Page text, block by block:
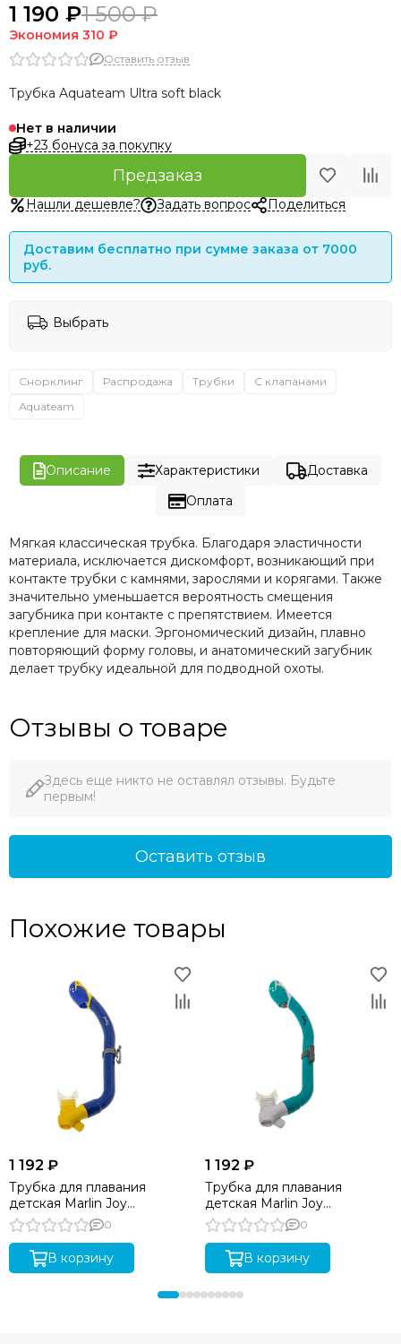
1 190 ₽1 500 ₽
Экономия 310 ₽
Оставить отзыв
Трубка Aquateam Ultra soft black
Нет в наличии
+23 бонуса за покупку
Предзаказ
Нашли дешевле? Задать вопрос Поделиться
Доставим бесплатно при сумме заказа от 7000
руб.
Выбрать
Снорклинг Распродажа Трубки
С клапанами
Aquateam
Описание Характеристики
Доставка
Оплата
Мягкая классическая трубка. Благодаря эластичности
материала, исключается дискомфорт, возникающий при
контакте трубки с камнями, зарослями и корягами. Также
значительно уменьшается вероятность смещения
загубника при контакте с препятствием. Имеется
крепление для маски. Эргономический дизайн, плавно
повторяющий форму головы, и анатомический загубник
делает трубку идеальной для подводной охоты.
Отзывы о товаре
Здесь еще никто не оставлял отзывы. Будьте
первым!
Оставить отзыв
Похожие товары
1 192 ₽
Трубка для плавания
детская Marlin Joy
Blue/Yellow
0
В корзину
1 192 ₽
Трубка для плавания
детская Marlin Joy
Green/White
0
В корзину